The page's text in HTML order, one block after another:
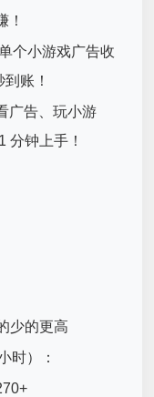
！
个小游戏广告收
账！
广告、玩小游
分钟上手！
少的更高
时）：